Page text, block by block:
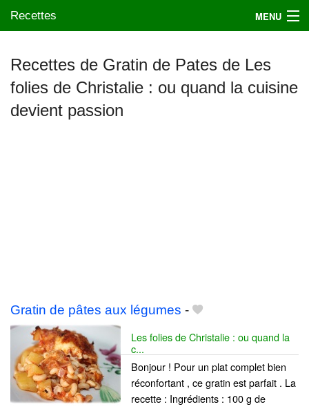
Recettes MENU
Mes blogs préférés
Recettes de Gratin de Pates de Les
folies de Christalie : ou quand la cuisine
devient passion
Gratin de pâtes aux légumes -
Les folies de Christalie : ou quand la
c...
Bonjour ! Pour un plat complet bien
réconfortant , ce gratin est parfait . La
recette : Ingrédients : 100 g de